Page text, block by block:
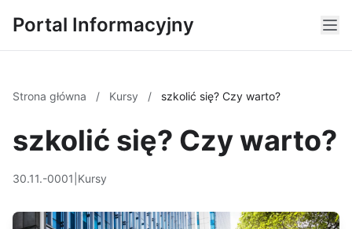
Portal Informacyjny
Strona główna / Kursy / szkolić się? Czy warto?
szkolić się? Czy warto?
30.11.-0001 Kursy